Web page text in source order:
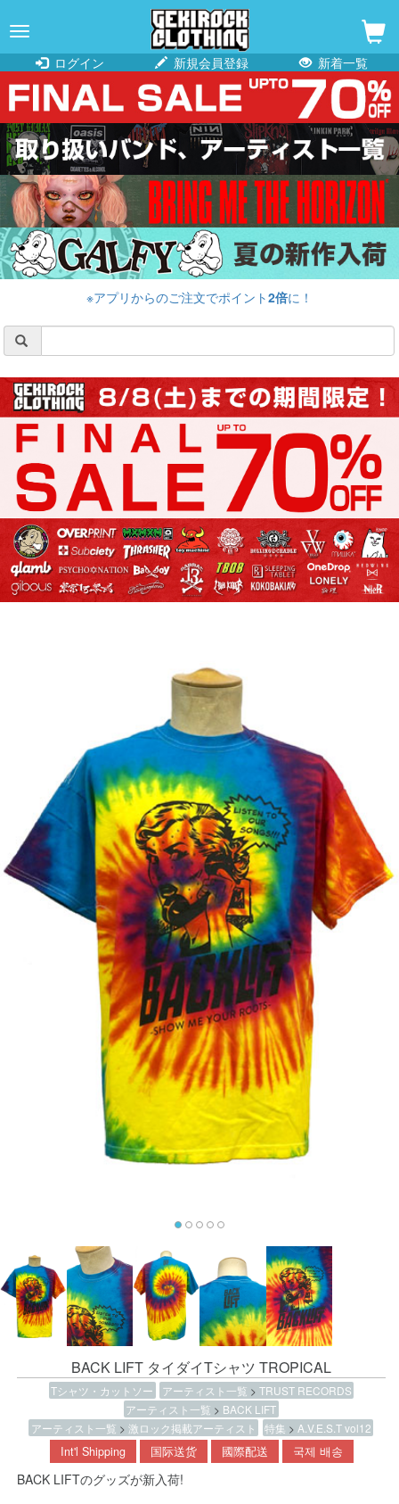
navigation
ログイン
新規会員登録 新着一覧
※アプリからのご注文でポイント2倍に！
BACK LIFT タイダイTシャツ TROPICAL
Tシャツ・カットソー アーティスト一覧 > TRUST RECORDS
アーティスト一覧 > BACK LIFT
アーティスト一覧 > 激ロック掲載アーティスト 特集 > A.V.E.S.T vol12
Int'l Shipping 国际送货 國際配送 국제 배송
BACK LIFTのグッズが新入荷!